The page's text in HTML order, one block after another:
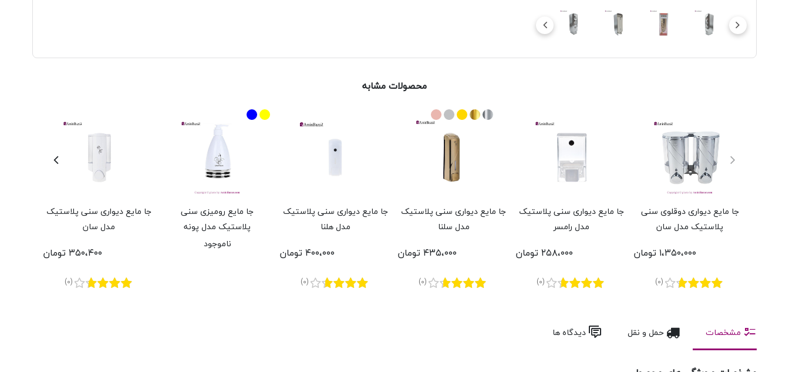
محصولات مشابه
جا مایع دیواری دوقلوی سنی
پلاستیک مدل سان
۱،۳۵۰،۰۰۰ تومان
(0)
جا مایع دیواری سنی پلاستیک
مدل رامسر
۲۵۸،۰۰۰ تومان
(0)
جا مایع دیواری سنی پلاستیک
مدل سلنا
۴۳۵،۰۰۰ تومان
(0)
جا مایع دیواری سنی پلاستیک
مدل هلنا
۴۰۰،۰۰۰ تومان
(0)
جا مایع رومیزی سنی
پلاستیک مدل پونه
ناموجود
جا مایع دیواری سنی پلاستیک
مدل سان
۳۵۰،۴۰۰ تومان
(0)
مشخصات حمل و نقل دیدگاه ها